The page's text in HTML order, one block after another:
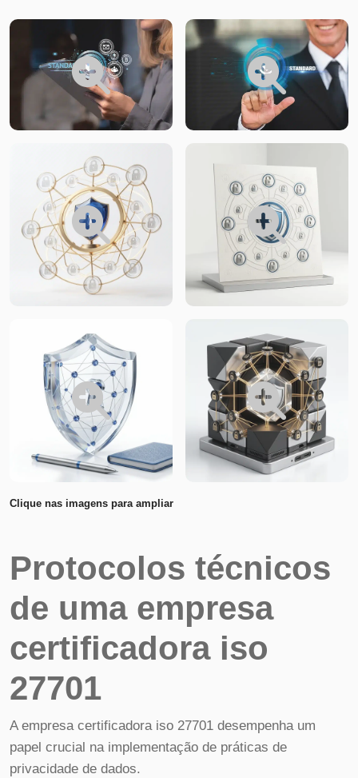
Clique nas imagens para ampliar
Protocolos técnicos
de uma empresa
certificadora iso
27701
A empresa certificadora iso 27701 desempenha um
papel crucial na implementação de práticas de
privacidade de dados.